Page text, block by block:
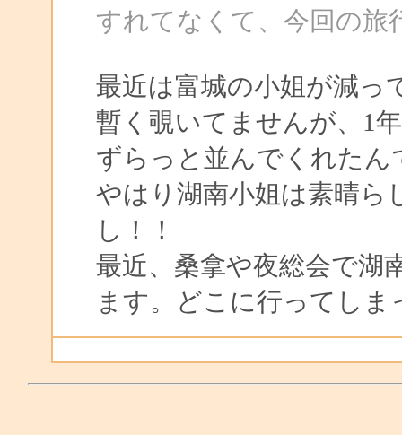
すれてなくて、今回の旅
最近は富城の小姐が減っ
暫く覗いてませんが、1
ずらっと並んでくれた
やはり湖南小姐は素晴
し！！
最近、桑拿や夜総会で湖
ます。どこに行ってし